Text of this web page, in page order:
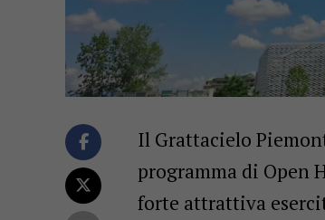
Il Grattacielo
programma di Open
forte attrattiva